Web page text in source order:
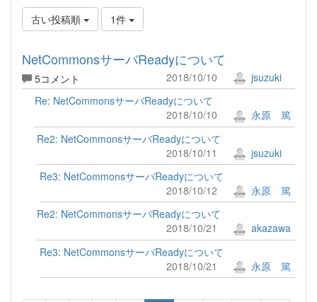
古い投稿順 1件
NetCommonsサーバReadyについて
5コメント 2018/10/10
jsuzuki
Re: NetCommonsサーバReadyについて
2018/10/10
永原 篤
Re2: NetCommonsサーバReadyについて
2018/10/11
jsuzuki
Re3: NetCommonsサーバReadyについて
2018/10/12
永原 篤
Re2: NetCommonsサーバReadyについて
2018/10/21
akazawa
Re3: NetCommonsサーバReadyについて
2018/10/21
永原 篤